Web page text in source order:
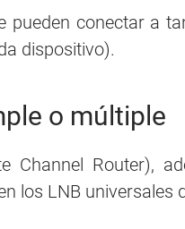
pueden conectar a
dispositivo).
o múltiple
Channel Router),
los LNB